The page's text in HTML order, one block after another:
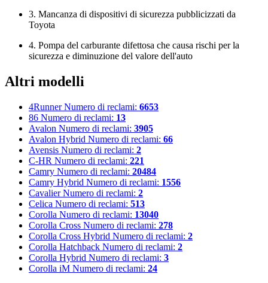
3. Mancanza di dispositivi di sicurezza pubblicizzati da
Toyota
4. Pompa del carburante difettosa che causa rischi per la
sicurezza e diminuzione del valore dell'auto
Altri modelli
4Runner Numero di reclami: 6653
86 Numero di reclami: 13
Avalon Numero di reclami: 3905
Avalon Hybrid Numero di reclami: 66
Avensis Numero di reclami: 2
C-HR Numero di reclami: 221
Camry Numero di reclami: 20484
Camry Hybrid Numero di reclami: 1556
Cavalier Numero di reclami: 2
Celica Numero di reclami: 513
Corolla Numero di reclami: 13040
Corolla Cross Numero di reclami: 278
Corolla Cross Hybrid Numero di reclami: 2
Corolla Hatchback Numero di reclami: 2
Corolla Hybrid Numero di reclami: 3
Corolla iM Numero di reclami: 24